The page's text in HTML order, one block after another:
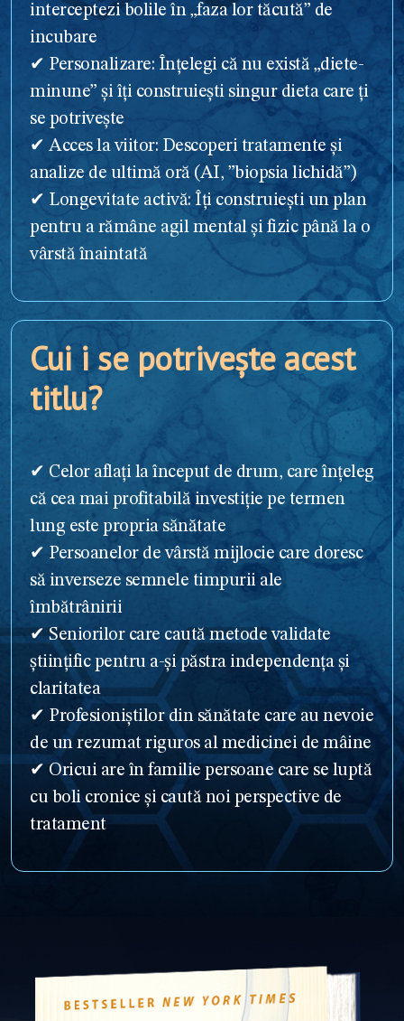
interceptezi bolile în „faza lor tăcută” de
incubare
✔ Personalizare: Înțelegi că nu există „diete-
minune” și îți construiești singur dieta care ți
se potrivește
✔ Acces la viitor: Descoperi tratamente și
analize de ultimă oră (AI, ”biopsia lichidă”)
✔ Longevitate activă: Îți construiești un plan
pentru a rămâne agil mental și fizic până la o
vârstă înaintată
Cui i se potrivește acest
titlu?
✔ Celor aflați la început de drum, care înțeleg
că cea mai profitabilă investiție pe termen
lung este propria sănătate
✔ Persoanelor de vârstă mijlocie care doresc
să inverseze semnele timpurii ale
îmbătrânirii
✔ Seniorilor care caută metode validate
științific pentru a-și păstra independența și
claritatea
✔ Profesioniștilor din sănătate care au nevoie
de un rezumat riguros al medicinei de mâine
✔ Oricui are în familie persoane care se luptă
cu boli cronice și caută noi perspective de
tratament